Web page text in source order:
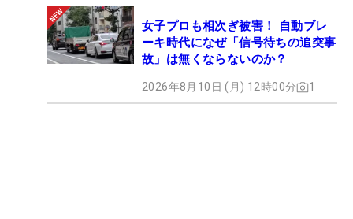
女子プロも相次ぎ被害！ 自動ブレ
ーキ時代になぜ「信号待ちの追突事
故」は無くならないのか？
2026年8月10日 (月) 12時00分 1